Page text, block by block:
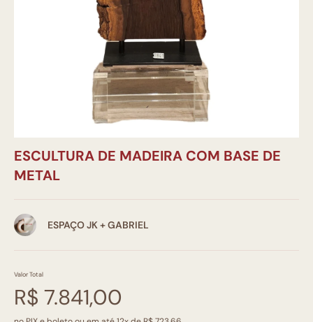
ESCULTURA DE MADEIRA COM BASE DE
METAL
ESPAÇO JK + GABRIEL
Valor Total
R$ 7.841,00